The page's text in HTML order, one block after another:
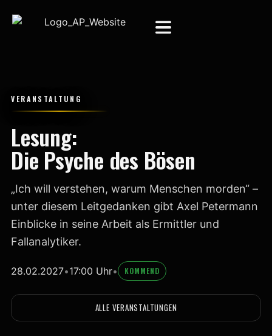
VERANSTALTUNG
Lesung:
Die Psyche des Bösen
„Ich will verstehen, warum Menschen morden“ –
unter diesem Leitgedanken gibt Axel Petermann
Einblicke in seine Arbeit als Ermittler und
Fallanalytiker.
28.02.2027•17:00 Uhr• KOMMEND
ALLE VERANSTALTUNGEN